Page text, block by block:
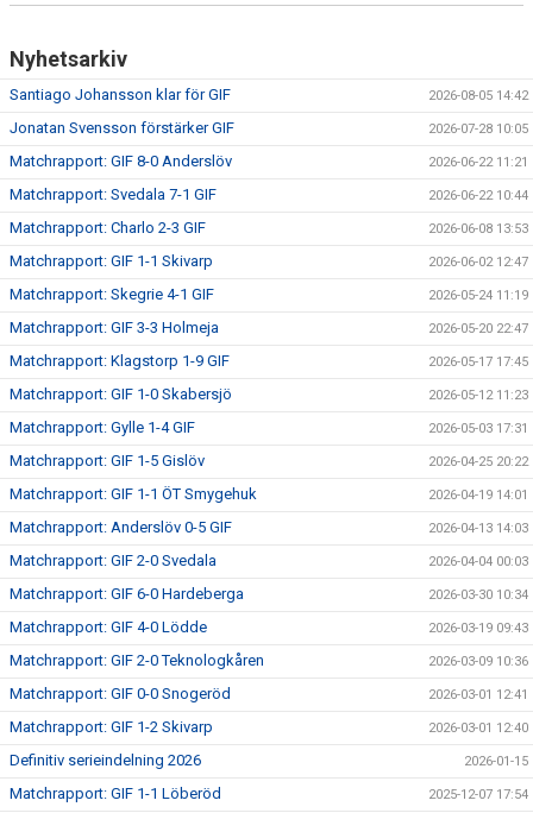
STATISTIK
Nyhetsarkiv
Santiago Johansson klar för GIF 2026-08-05 14:42
Jonatan Svensson förstärker GIF 2026-07-28 10:05
Matchrapport: GIF 8-0 Anderslöv 2026-06-22 11:21
Matchrapport: Svedala 7-1 GIF 2026-06-22 10:44
Matchrapport: Charlo 2-3 GIF 2026-06-08 13:53
Matchrapport: GIF 1-1 Skivarp 2026-06-02 12:47
Matchrapport: Skegrie 4-1 GIF 2026-05-24 11:19
Matchrapport: GIF 3-3 Holmeja 2026-05-20 22:47
Matchrapport: Klagstorp 1-9 GIF 2026-05-17 17:45
Matchrapport: GIF 1-0 Skabersjö 2026-05-12 11:23
Matchrapport: Gylle 1-4 GIF 2026-05-03 17:31
Matchrapport: GIF 1-5 Gislöv 2026-04-25 20:22
Matchrapport: GIF 1-1 ÖT Smygehuk 2026-04-19 14:01
Matchrapport: Anderslöv 0-5 GIF 2026-04-13 14:03
Matchrapport: GIF 2-0 Svedala 2026-04-04 00:03
Matchrapport: GIF 6-0 Hardeberga 2026-03-30 10:34
Matchrapport: GIF 4-0 Lödde 2026-03-19 09:43
Matchrapport: GIF 2-0 Teknologkåren 2026-03-09 10:36
Matchrapport: GIF 0-0 Snogeröd 2026-03-01 12:41
Matchrapport: GIF 1-2 Skivarp 2026-03-01 12:40
Definitiv serieindelning 2026 2026-01-15
Matchrapport: GIF 1-1 Löberöd 2025-12-07 17:54